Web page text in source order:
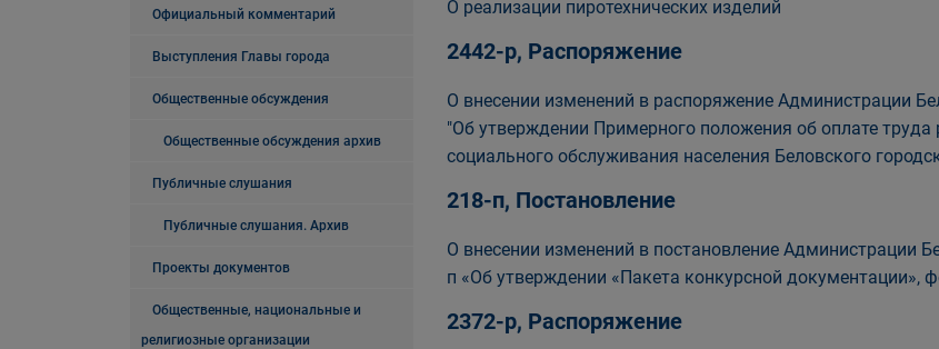
Официальный комментарий
Выступления Главы города
Общественные обсуждения
Общественные обсуждения архив
Публичные слушания
Публичные слушания. Архив
Проекты документов
Общественные, национальные и
религиозные организации
О реализации пиротехнических изделий
2442-р, Распоряжение
О внесении изменений в распоряжение Администрации
"Об утверждении Примерного положения об оплате
социального обслуживания населения Беловского
218-п, Постановление
О внесении изменений в постановление Администрации
п «Об утверждении «Пакета конкурсной документации»,
2372-р, Распоряжение